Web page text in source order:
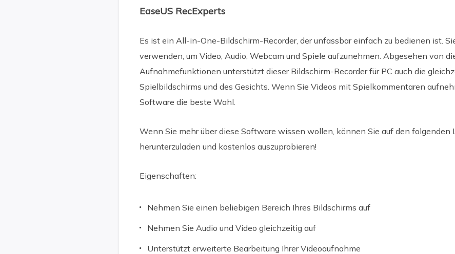
EaseUS RecExperts
Es ist ein All-in-One-Bildschirm-Recorder, der unfassbar einfach zu bedienen ist.
verwenden, um Video, Audio, Webcam und Spiele aufzunehmen. Abgesehen von
Aufnahmefunktionen unterstützt dieser Bildschirm-Recorder für PC auch die
Spielbildschirms und des Gesichts. Wenn Sie Videos mit Spielkommentaren
Software die beste Wahl.
Wenn Sie mehr über diese Software wissen wollen, können Sie auf den folgenden
herunterzuladen und kostenlos auszuprobieren!
Eigenschaften:
Nehmen Sie einen beliebigen Bereich Ihres Bildschirms auf
Nehmen Sie Audio und Video gleichzeitig auf
Unterstützt erweiterte Bearbeitung Ihrer Videoaufnahme